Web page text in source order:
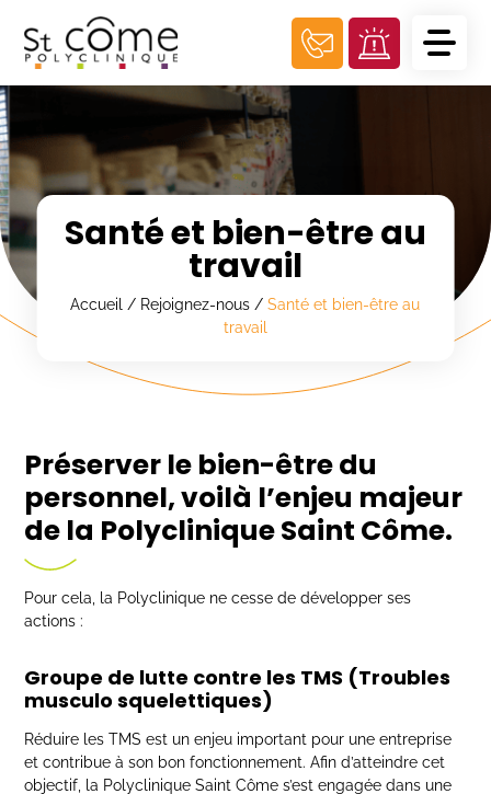
Santé et bien-être au
travail
Accueil / Rejoignez-nous /Santé et bien-être au
travail
Préserver le bien-être du
personnel, voilà l’enjeu majeur
de la Polyclinique Saint Côme.
Pour cela, la Polyclinique ne cesse de développer ses
actions :
Groupe de lutte contre les TMS (Troubles
musculo squelettiques)
Réduire les TMS est un enjeu important pour une entreprise
et contribue à son bon fonctionnement. Afin d’atteindre cet
objectif, la Polyclinique Saint Côme s’est engagée dans une